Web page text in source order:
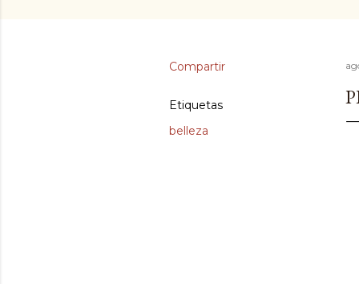
Compartir
Etiquetas
belleza